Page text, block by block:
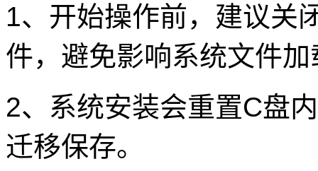
1、开始操作前，建议关
件，避免影响系统文件加
2、系统安装会重置C盘
迁移保存。